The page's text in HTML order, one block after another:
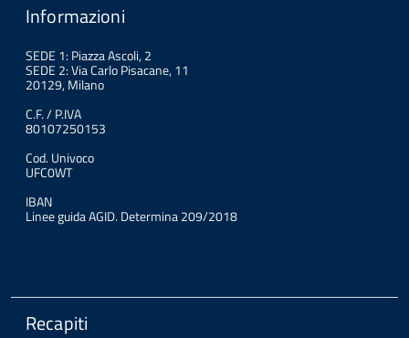
Informazioni
SEDE 1: Piazza Ascoli, 2
SEDE 2: Via Carlo Pisacane, 11
20129, Milano
C.F. / P.IVA
80107250153
Cod. Univoco
UFC0WT
IBAN
Linee guida AGID. Determina 209/2018
Recapiti